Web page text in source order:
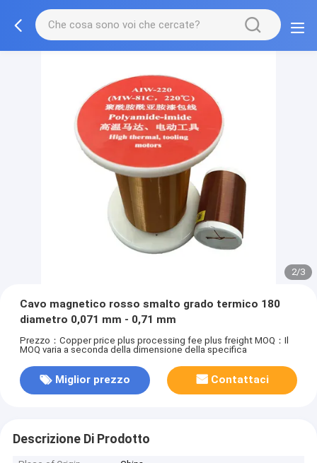
2/3
Cavo magnetico rosso smalto grado termico 180
diametro 0,071 mm - 0,71 mm
Prezzo：Copper price plus processing fee plus freight MOQ：Il
MOQ varia a seconda della dimensione della specifica
Miglior prezzo Contattaci
Descrizione Di Prodotto